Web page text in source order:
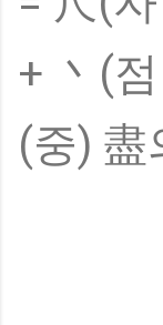
+ 丶(
(중) 盡